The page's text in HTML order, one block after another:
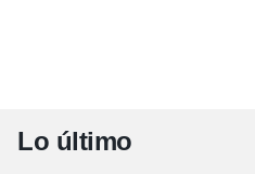
Lo último